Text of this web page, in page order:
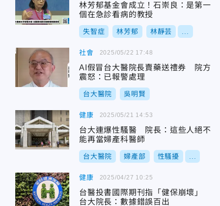
林芳郁基金會成立！石崇良：是第一
個在急診看病的教授
失智症 林芳郁 林靜芸
社會
AI假冒台大醫院長賣藥送禮券 院方
震怒：已報警處理
台大醫院 吳明賢
2025/05/22 17:48
健康
台大連爆性騷醫 院長：這些人絕不
能再當婦產科醫師
台大醫院 婦產部 性騷擾
2025/05/21 14:53
健康
台醫投書國際期刊指「健保崩壞」
台大院長：數據錯誤百出
2025/04/27 10:25